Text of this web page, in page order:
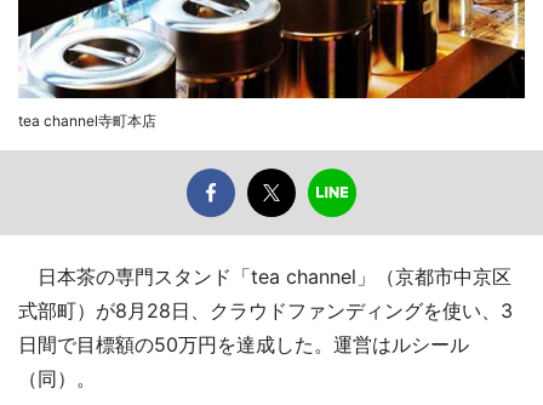
tea channel寺町本店
日本茶の専門スタンド「tea channel」（京都市中京区
式部町）が8月28日、クラウドファンディングを使い、3
日間で目標額の50万円を達成した。運営はルシール
（同）。